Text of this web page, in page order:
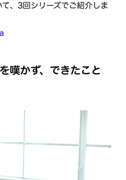
、3回シリーズでご紹介しま
嘆かず、できたこと